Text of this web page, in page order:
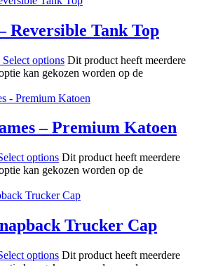
Reversible Tank Top
Select options Dit product heeft meerdere
kan gekozen worden op de
– Premium Katoen
options Dit product heeft meerdere
kan gekozen worden op de
Trucker Cap
options Dit product heeft meerdere